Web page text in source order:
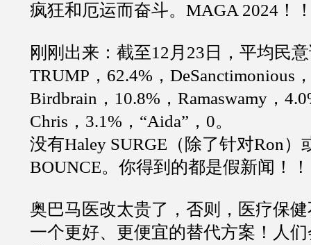
疯狂和厄运而奋斗。MAGA 2024！
刚刚出来：截至12月23日，平均民
TRUMP，62.4%，DeSanctimonious
Birdbrain，10.8%，Ramaswamy，
Chris，3.1%，“Aida”，0。
没有Haley SURGE（除了针对Ron）
BOUNCE。你得到的都是假新闻！
奥巴马医改太贵了，否则，医疗保
一个更好、更便宜的替代方案！人